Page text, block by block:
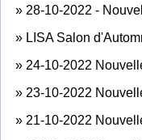
» 28-10-2022 -
» LISA Salon
» 24-10-2022
» 23-10-2022
» 21-10-2022